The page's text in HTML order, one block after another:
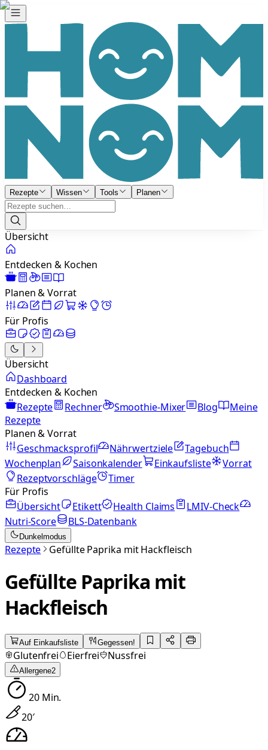
Rezepte Wissen Tools Planen
Übersicht
Entdecken & Kochen
Planen & Vorrat
Für Profis
Übersicht
Dashboard
Entdecken & Kochen
Rezepte
Rechner Smoothie-Mixer Blog
Meine
Rezepte
Planen & Vorrat
Geschmacksprofil
Nährwertziele
Tagebuch
Wochenplan
Saisonkalender Einkaufsliste
Vorrat
Rezeptvorschläge
Timer
Für Profis
Übersicht
Etikett Health Claims
LMIV-Check
Nutri-Score
BLS-Datenbank
Dunkelmodus
Rezepte Gefüllte Paprika mit Hackfleisch
Gefüllte Paprika mit
Hackfleisch
Auf Einkaufsliste Gegessen!
Glutenfrei Eierfrei Nussfrei
Allergene2
20Min.
20′